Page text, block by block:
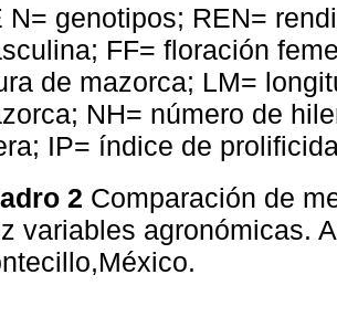
N= genotipos; REN=
FF= floración
de mazorca; LM=
NH= número de
IP= índice de
2 Comparación de
variables agronómicas.